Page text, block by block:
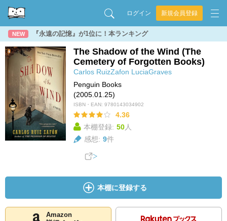
ログイン 新規会員登録
NEW 『永遠の記憶』が1位に！本ランキング
The Shadow of the Wind (The
Cemetery of Forgotten Books)
Carlos RuizZafon LuciaGraves
Penguin Books
(2005.01.25)
ISBN・EAN: 9780143034902
4.36
本棚登録: 50人
感想: 9件
本棚に登録する
Amazon